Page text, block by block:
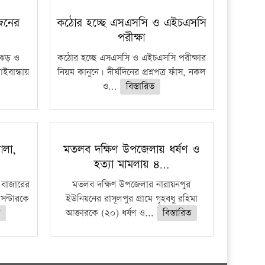
ঝড় ও
কঠোর হচ্ছে এসএসসি ও এইচএসসি
পরীক্ষা
কঠোর হচ্ছে এসএসসি ও এইচএসসি পরীক্ষার
নিয়ম কানুনে। দীর্ঘদিনের প্রশ্নপত্র ফাঁস, নকল
ও...
বিস্তারিত
মতলব দক্ষিণ উপজেলায় ধর্ষণ ও
হত্যা মামলায় ৪…
মতলব দক্ষিণ উপজেলার নারায়নপুর
ইউনিয়নের রাসূলপুর গ্রামে গৃহবধু রহিমা
আক্তারকে (২০) ধর্ষণ ও...
বিস্তারিত